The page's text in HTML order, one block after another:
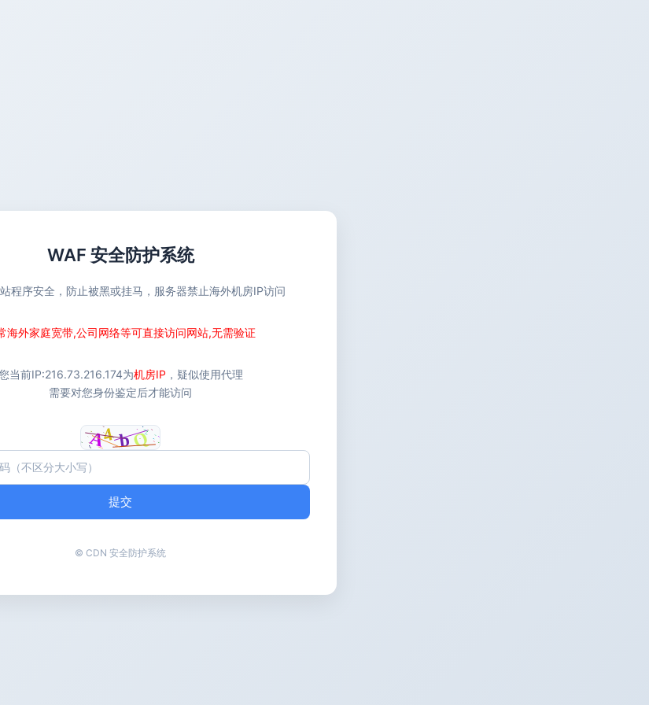
WAF 安全防护系统
程序安全，防止被黑或挂马，服务器禁止海外机房IP访问
海外家庭宽带,公司网络等可直接访问网站,无需验证
当前IP:216.73.216.174为机房IP ，疑似使用代理
需要对您身份鉴定后才能访问
提交
© CDN 安全防护系统